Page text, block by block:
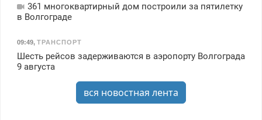
361 многоквартирный дом построили за пятилетку
в Волгограде
09:49, ТРАНСПОРТ
Шесть рейсов задерживаются в аэропорту Волгограда
9 августа
вся новостная лента